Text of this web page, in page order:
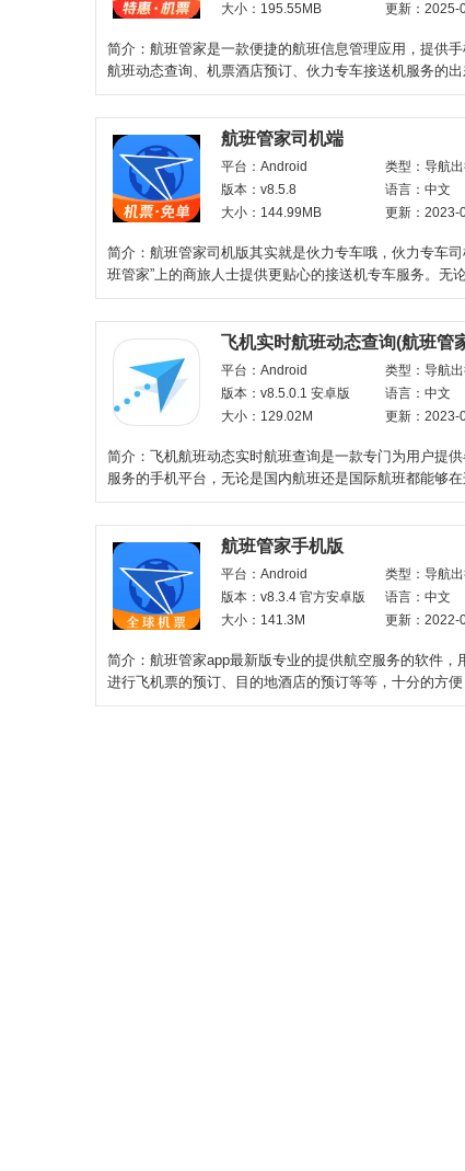
大小：195.55MB
更新：2025-
简介：航班管家是一款便捷的航班信息管理应用，提供手
航班动态查询、机票酒店预订、伙力专车接送机服务的
工具。小伙伴可
航班管家司机端
平台：Android
类型：导航
版本：v8.5.8
语言：中文
大小：144.99MB
更新：2023-
简介：航班管家司机版其实就是伙力专车哦，伙力专车司
班管家”上的商旅人士提供更贴心的接送机专车服务。无
能准确定位你的
飞机实时航班动态查询(航班管
平台：Android
类型：导航
版本：v8.5.0.1 安卓版
语言：中文
大小：129.02M
更新：2023-
简介：飞机航班动态实时航班查询是一款专门为用户提
服务的手机平台，无论是国内航班还是国际航班都能够
询，范围极广，除此之
航班管家手机版
平台：Android
类型：导航
版本：v8.3.4 官方安卓版
语言：中文
大小：141.3M
更新：2022-
简介：航班管家app最新版专业的提供航空服务的软件，
进行飞机票的预订、目的地酒店的预订等等，十分的方
家app还为大家提供